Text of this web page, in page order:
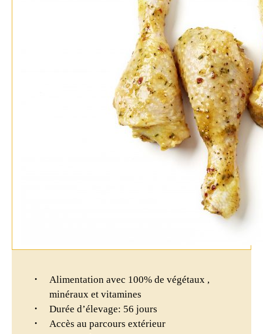
Alimentation avec 100% de végétaux ,
minéraux et vitamines
Durée d’élevage: 56 jours
Accès au parcours extérieur